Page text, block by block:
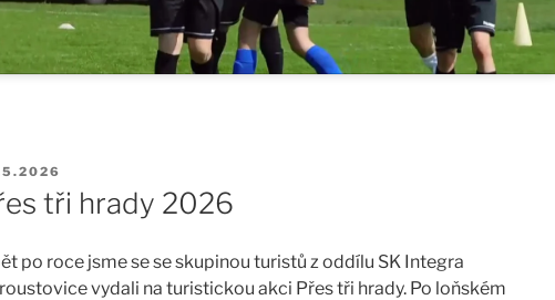
tři hrady 2026
po roce jsme se se skupinou turistů z oddílu SK Integra
vydali na turistickou akci Přes tři hrady. Po loňském